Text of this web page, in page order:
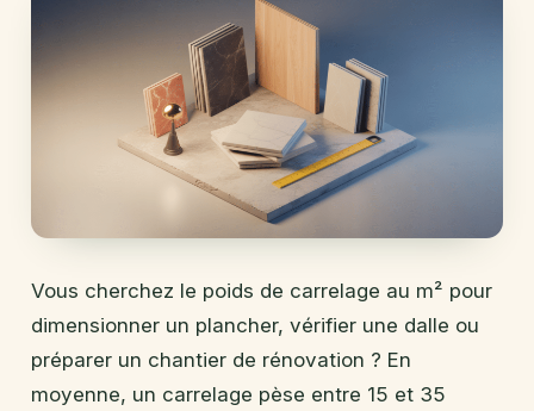
Vous cherchez le poids de carrelage au m² pour
dimensionner un plancher, vérifier une dalle ou
préparer un chantier de rénovation ? En
moyenne, un carrelage pèse entre 15 et 35